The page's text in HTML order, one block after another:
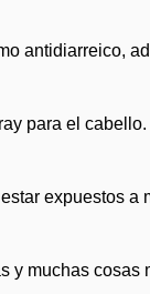
antidiarreico,
para el
expuestos a
y muchas cosas